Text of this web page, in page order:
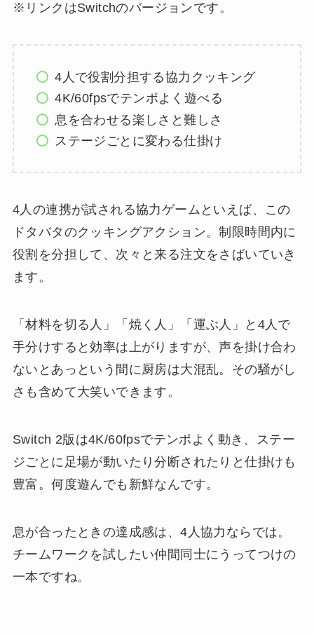
※リンクはSwitchのバージョンです。
4人で役割分担する協力クッキング
4K/60fpsでテンポよく遊べる
息を合わせる楽しさと難しさ
ステージごとに変わる仕掛け
4人の連携が試される協力ゲームといえば、この
ドタバタのクッキングアクション。制限時間内に
役割を分担して、次々と来る注文をさばいていき
ます。
「材料を切る人」「焼く人」「運ぶ人」と4人で
手分けすると効率は上がりますが、声を掛け合わ
ないとあっという間に厨房は大混乱。その騒がし
さも含めて大笑いできます。
Switch 2版は4K/60fpsでテンポよく動き、ステー
ジごとに足場が動いたり分断されたりと仕掛けも
豊富。何度遊んでも新鮮なんです。
息が合ったときの達成感は、4人協力ならでは。
チームワークを試したい仲間同士にうってつけの
一本ですね。